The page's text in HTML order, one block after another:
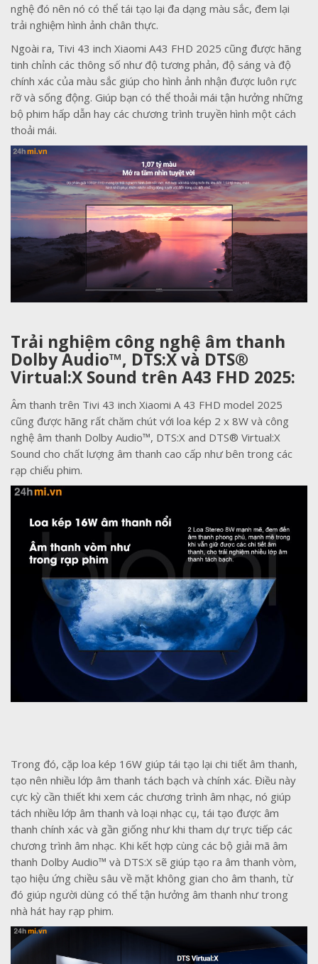
nghệ đó nên nó có thể tái tạo lại đa dạng màu sắc, đem lại
trải nghiệm hình ảnh chân thực.
Ngoài ra, Tivi 43 inch Xiaomi A43 FHD 2025 cũng được hãng
tinh chỉnh các thông số như độ tương phản, độ sáng và độ
chính xác của màu sắc giúp cho hình ảnh nhận được luôn rực
rỡ và sống động. Giúp bạn có thể thoải mái tận hưởng những
bộ phim hấp dẫn hay các chương trình truyền hình một cách
thoải mái.
Trải nghiệm công nghệ âm thanh
Dolby Audio™, DTS:X và DTS®
Virtual:X Sound trên A43 FHD 2025:
Âm thanh trên Tivi 43 inch Xiaomi A 43 FHD model 2025
cũng được hãng rất chăm chút với loa kép 2 x 8W và công
nghệ âm thanh Dolby Audio™, DTS:X and DTS® Virtual:X
Sound cho chất lượng âm thanh cao cấp như bên trong các
rạp chiếu phim.
Trong đó, cặp loa kép 16W giúp tái tạo lại chi tiết âm thanh,
tạo nên nhiều lớp âm thanh tách bạch và chính xác. Điều này
cực kỳ cần thiết khi xem các chương trình âm nhạc, nó giúp
tách nhiều lớp âm thanh và loại nhạc cụ, tái tạo được âm
thanh chính xác và gần giống như khi tham dự trực tiếp các
chương trình âm nhạc. Khi kết hợp cùng các bộ giải mã âm
thanh Dolby Audio™ và DTS:X sẽ giúp tạo ra âm thanh vòm,
tạo hiệu ứng chiều sâu về mặt không gian cho âm thanh, từ
đó giúp người dùng có thể tận hưởng âm thanh như trong
nhà hát hay rạp phim.